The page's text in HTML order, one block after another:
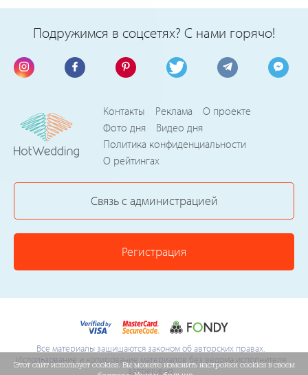
Подружимся в соцсетях? С нами горячо!
Контакты Реклама
О проекте
Фото дня
Видео дня
Политика конфиденциальности
О рейтингах
Связь с администрацией
Регистрация
Все материалы защищаются законом об авторских правах.
Использование и копирование материалов без ведома исполнителя
запрещено.
Этот сайт использует cookies. Вы можете изменить настройки cookies в своем